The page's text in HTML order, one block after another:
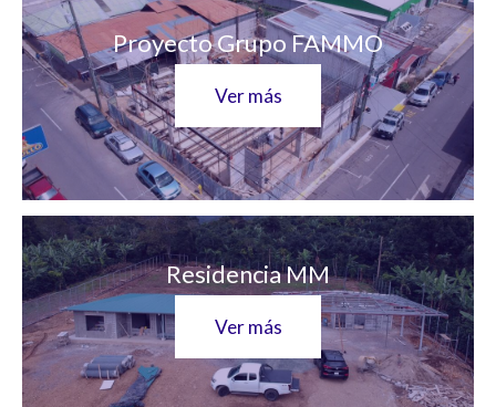
Proyecto Grupo FAMMO
Ver más
Residencia MM
Ver más